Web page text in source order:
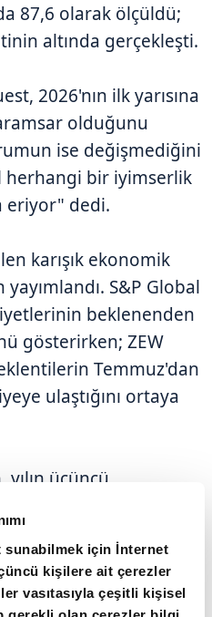
için İnternet
kişilere ait çerezler
vasıtasıyla çeşitli kişisel
87,6 olarak ölçüldü;
altında gerçekleşti.
2026'nın ilk yarısına
olduğunu
ise değişmediğini
herhangi bir iyimserlik
eriyor" dedi.
karışık ekonomik
S&P Global
beklenenden
gösterirken; ZEW
Temmuz'dan
ulaştığını ortaya
üçüncü
ve hanehalkı
önceki dönemde
ardından